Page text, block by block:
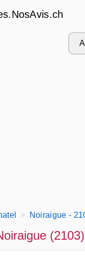
Noiraigue -
(2103)